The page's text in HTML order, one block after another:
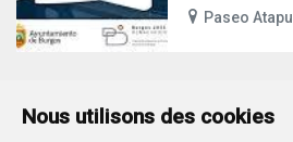
Nous utilisons des cookies
Paseo